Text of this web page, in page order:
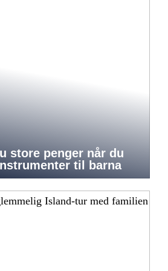
store penger når du
til barna